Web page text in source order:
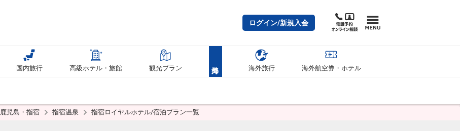
ログイン/新規入会
国内旅行 高級ホテル・旅館 観光プラン 海外旅行 海外航空券・ホテル
鹿児島・指宿 指宿温泉 指宿ロイヤルホテル/宿泊プラン一覧